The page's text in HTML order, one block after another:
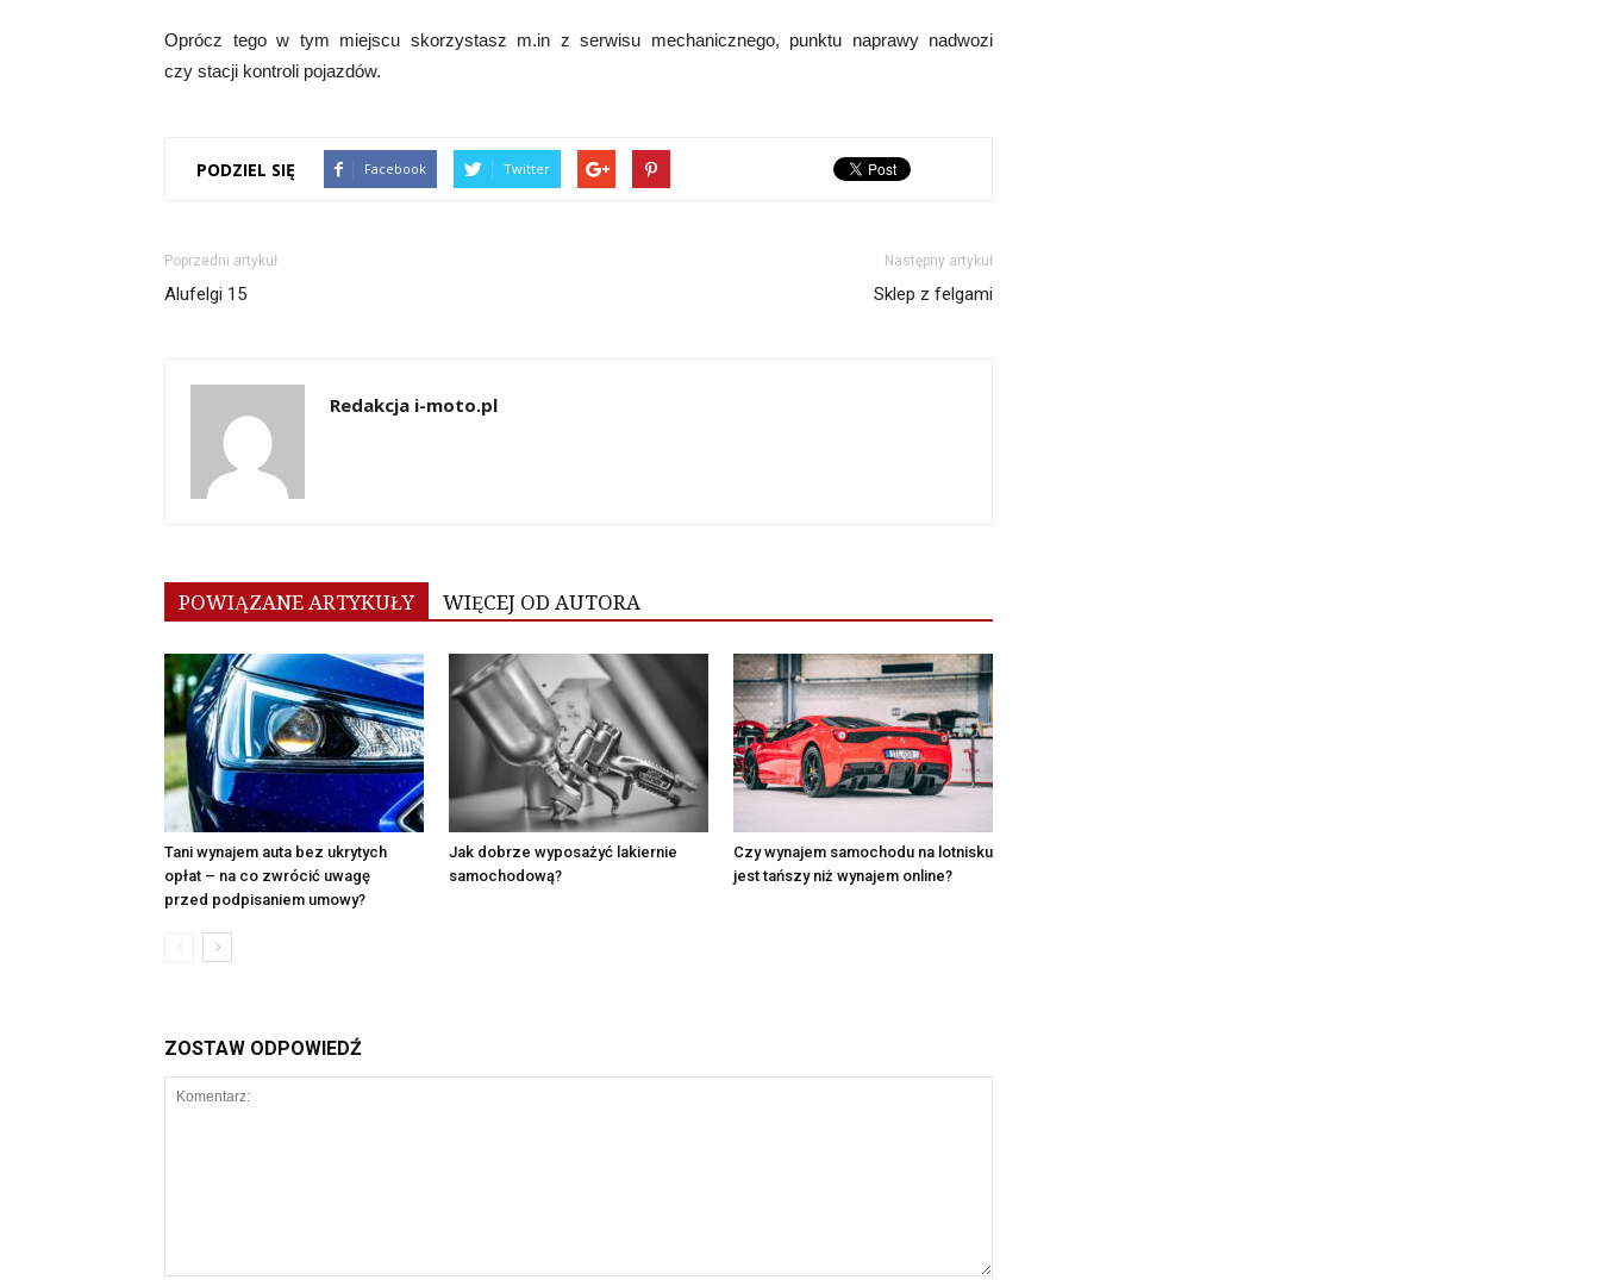
Oprócz tego w tym miejscu skorzystasz m.in z serwisu mechanicznego, punktu naprawy nadwozi
czy stacji kontroli pojazdów.
PODZIEL SIĘ Facebook Twitter
Poprzedni artykuł
Alufelgi 15
Następny artykuł
Sklep z felgami
Redakcja i-moto.pl
POWIĄZANE ARTYKUŁY WIĘCEJ OD AUTORA
Tani wynajem auta bez ukrytych
opłat – na co zwrócić uwagę
przed podpisaniem umowy?
Jak dobrze wyposażyć lakiernie
samochodową?
Czy wynajem samochodu na lotnisku
jest tańszy niż wynajem online?
ZOSTAW ODPOWIEDŹ